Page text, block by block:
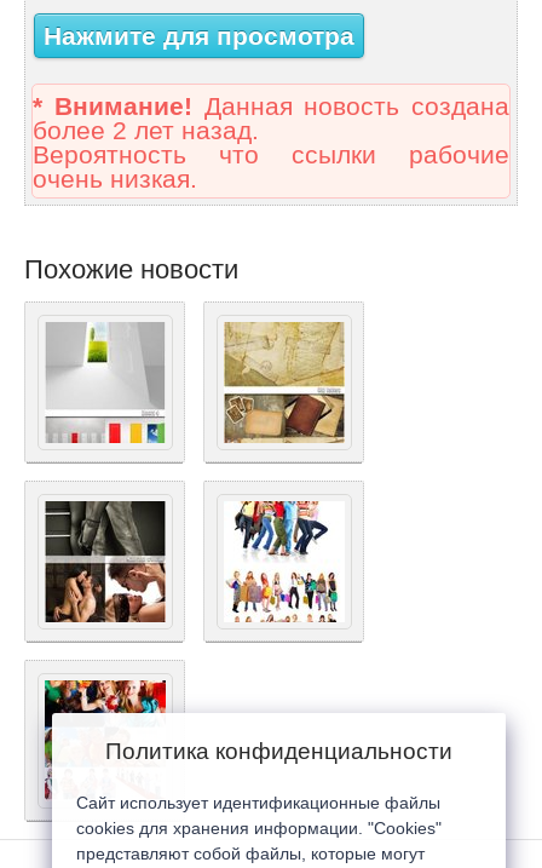
Нажмите для просмотра
* Внимание! Данная новость создана
более 2 лет назад.
Вероятность что ссылки рабочие
очень низкая.
Похожие новости
Политика конфиденциальности
Сайт использует идентификационные файлы
cookies для хранения информации. "Cookies"
представляют собой файлы, которые могут